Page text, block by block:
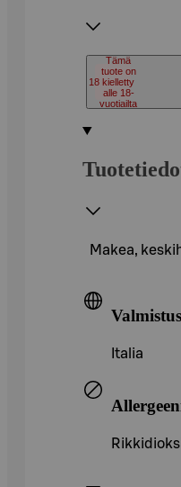
18
Tämä
tuote on
kielletty
alle 18-
vuotiailta
Makea,
Italia